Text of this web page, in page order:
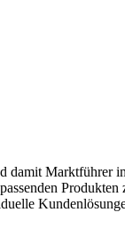
damit Marktführer